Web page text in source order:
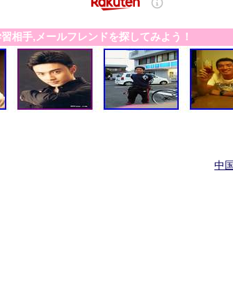
相手,メールフレンドを探してみよう！
中